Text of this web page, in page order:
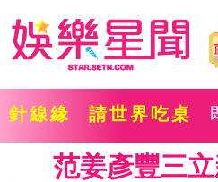
針線緣 請世界吃桌
范姜彥豐三